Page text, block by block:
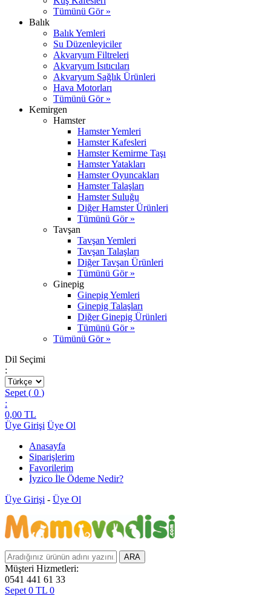
Tümünü Gör »
Balık
Balık Yemleri
Su Düzenleyiciler
Akvaryum Filtreleri
Akvaryum Isıtıcıları
Akvaryum Sağlık Ürünleri
Hava Motorları
Tümünü Gör »
Kemirgen
Hamster
Hamster Yemleri
Hamster Kafesleri
Hamster Kemirme Taşı
Hamster Yatakları
Hamster Oyuncakları
Hamster Talaşları
Hamster Suluğu
Diğer Hamster Ürünleri
Tümünü Gör »
Tavşan
Tavşan Yemleri
Tavşan Talaşları
Diğer Tavşan Ürünleri
Tümünü Gör »
Ginepig
Ginepig Yemleri
Ginepig Talaşları
Diğer Ginepig Ürünleri
Tümünü Gör »
Tümünü Gör »
Dil Seçimi
:
Sepet ( 0 )
:
0,00 TL
Üye Girişi Üye Ol
Anasayfa
Siparişlerim
Favorilerim
İyzico İle Ödeme Nedir?
Üye Girişi - Üye Ol
Müşteri Hizmetleri:
0541 441 61 33
Sepet 0 TL 0